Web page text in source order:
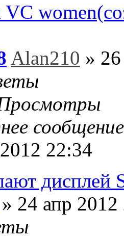
VC
Alan210 »
22:34
дисплей
» 24 апр 2012